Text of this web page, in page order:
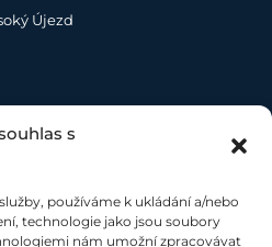
s
používáme k ukládání a/nebo
technologie jako jsou soubory
nám umožní zpracovávat
Újezd